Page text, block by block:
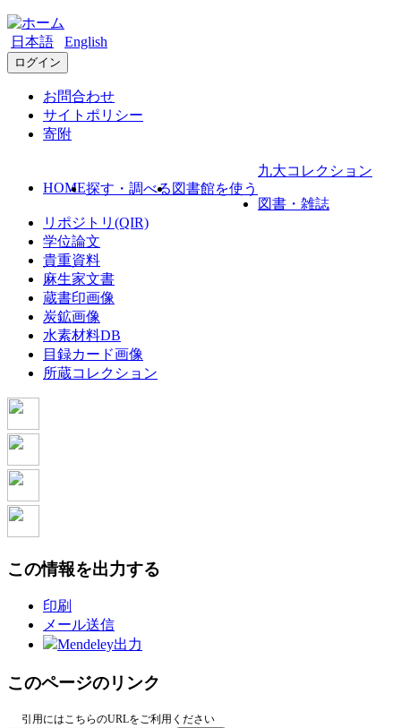
日本語 English
ログイン
お問合わせ
サイトポリシー
寄附
HOME探す・調べる 図書館を使う
九大コレクション
図書・雑誌
リポジトリ(QIR)
学位論文
貴重資料
麻生家文書
蔵書印画像
炭鉱画像
水素材料DB
目録カード画像
所蔵コレクション
この情報を出力する
印刷
メール送信
Mendeley出力
このページのリンク
引用にはこちらのURLをご利用ください